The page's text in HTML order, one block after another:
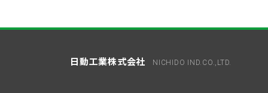
日動工業株式会社 NICHIDO IND.CO.,LTD.